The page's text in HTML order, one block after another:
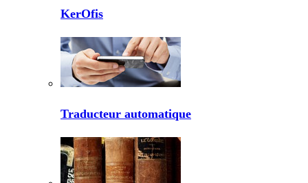
KerOfis
Traducteur automatique